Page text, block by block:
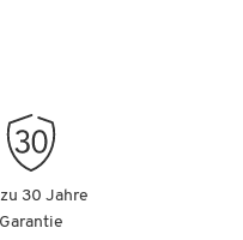
30 Jahre
Garantie